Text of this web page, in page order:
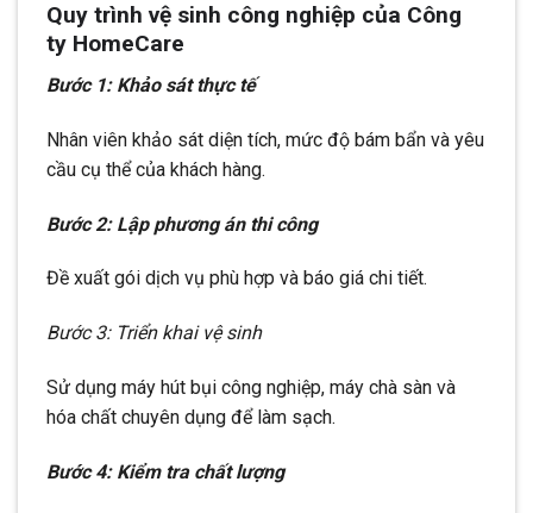
Quy trình vệ sinh công nghiệp của Công
ty HomeCare
Bước 1: Khảo sát thực tế
Nhân viên khảo sát diện tích, mức độ bám bẩn và yêu
cầu cụ thể của khách hàng.
Bước 2: Lập phương án thi công
Đề xuất gói dịch vụ phù hợp và báo giá chi tiết.
Bước 3: Triển khai vệ sinh
Sử dụng máy hút bụi công nghiệp, máy chà sàn và
hóa chất chuyên dụng để làm sạch.
Bước 4: Kiểm tra chất lượng